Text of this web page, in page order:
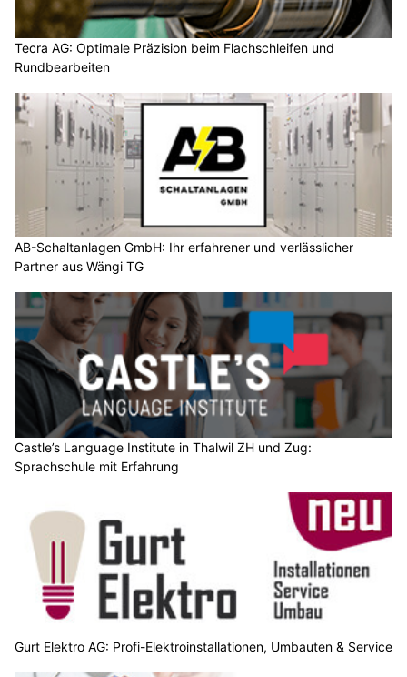
Tecra AG: Optimale Präzision beim Flachschleifen und
Rundbearbeiten
AB-Schaltanlagen GmbH: Ihr erfahrener und verlässlicher
Partner aus Wängi TG
Castle’s Language Institute in Thalwil ZH und Zug:
Sprachschule mit Erfahrung
Gurt Elektro AG: Profi-Elektroinstallationen, Umbauten & Service